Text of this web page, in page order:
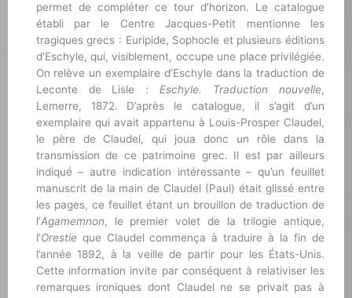
permet de compléter ce tour d’horizon. Le catalogue
établi par le Centre Jacques-Petit mentionne les
tragiques grecs : Euripide, Sophocle et plusieurs éditions
d’Eschyle, qui, visiblement, occupe une place privilégiée.
On relève un exemplaire d’Eschyle dans la traduction de
Leconte de Lisle :Eschyle. Traduction nouvelle,
Lemerre, 1872. D’après le catalogue, il s’agit d’un
exemplaire qui avait appartenu à Louis-Prosper Claudel,
le père de Claudel, qui joua donc un rôle dans la
transmission de ce patrimoine grec. Il est par ailleurs
indiqué – autre indication intéressante – qu’un feuillet
manuscrit de la main de Claudel (Paul) était glissé entre
les pages, ce feuillet étant un brouillon de traduction de
l’Agamemnon, le premier volet de la trilogie antique,
l’Orestieque Claudel commença à traduire à la fin de
l’année 1892, à la veille de partir pour les États-Unis.
Cette information invite par conséquent à relativiser les
remarques ironiques dont Claudel ne se privait pas à